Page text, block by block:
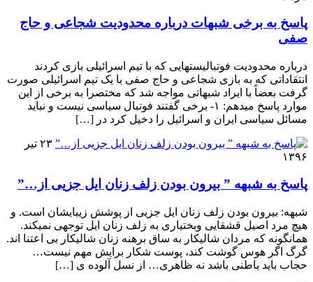
پاسخ به برخی شبهات درباره محدودیت شجاعی و حاج
صفی
درباره محدودیت فوتبالیستهایی که با تیم اسرائیلی بازی کردند
انتقاداتی که به بازی شجاعی و حاج صفی با یک تیم اسرائیلی صورت
گرفت بعضاً با ایراد شبهاتی مواجه شد که مختصرا به برخی از این
موارد پاسخ میدهم: ۱- برخی گفتند فوتبال سیاسی نیست و نباید
مسائل سیاسی ایران و اسرائیل را دخیل کرد در […]
۲۳ تیر
۱۳۹۶
پاسخ به شبهه ” بیرون بودن زلف زنان ایل جزیی از…”
شبهه: بیرون بودن زلف زنان ایل جزیی از پوشش زیبایشان است. و
هیچ مرد اصیل قشقایی وبختیاری به زلف زنان ایل توجهی نمیکند.
همانگونه که مردان شالیکار به ساق برهنه زنان شالیکار بی اعتنا اند.
گرگ اگر هوس گوشت کند، پوست شکار برایش مهم نیست…
حجاب باید باطنی باشد نه ظاهری… از نسل آلوده ی […]